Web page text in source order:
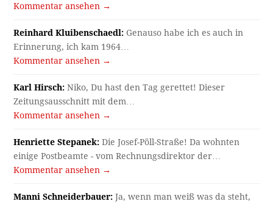
Kommentar ansehen →
Reinhard Kluibenschaedl: Genauso habe ich es auch in
Erinnerung, ich kam 1964…
Kommentar ansehen →
Karl Hirsch: Niko, Du hast den Tag gerettet! Dieser
Zeitungsausschnitt mit dem…
Kommentar ansehen →
Henriette Stepanek: Die Josef-Pöll-Straße! Da wohnten
einige Postbeamte - vom Rechnungsdirektor der…
Kommentar ansehen →
Manni Schneiderbauer: Ja, wenn man weiß was da steht,